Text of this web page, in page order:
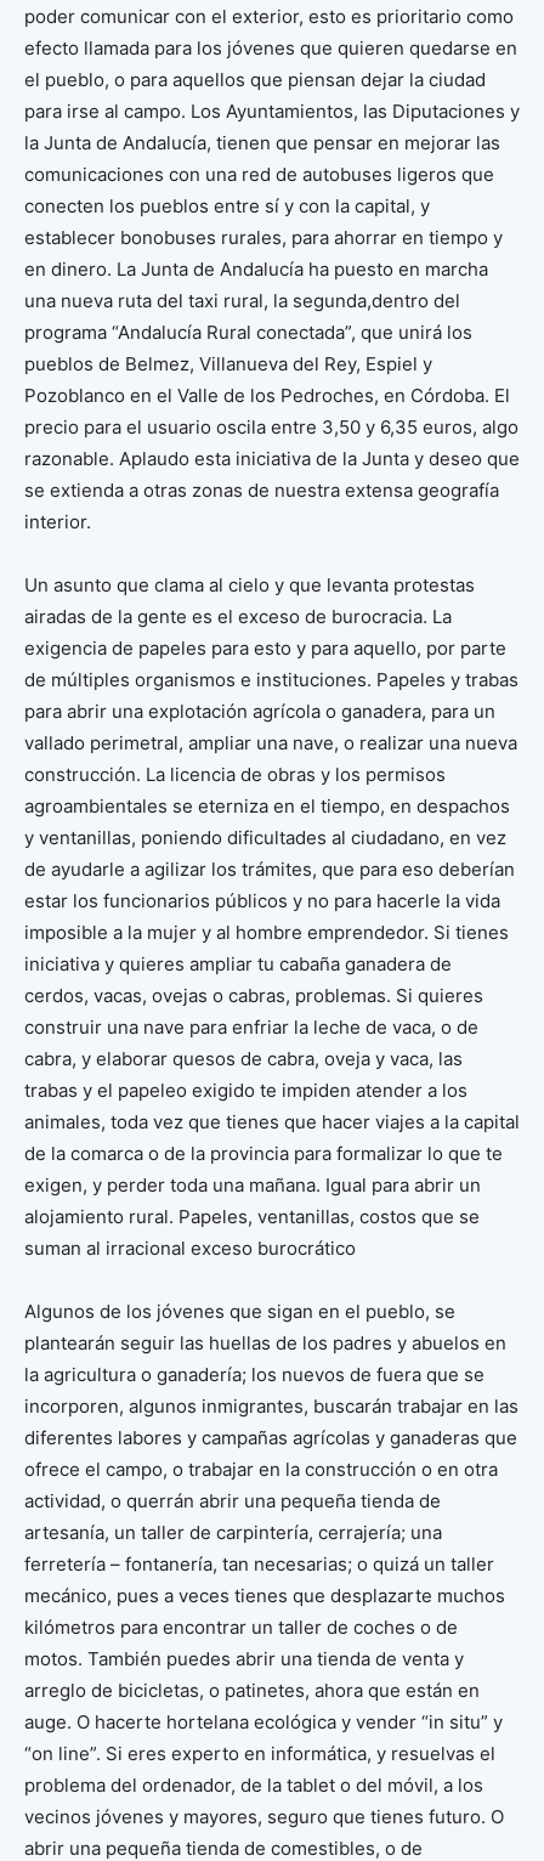
poder comunicar con el exterior, esto es prioritario como
efecto llamada para los jóvenes que quieren quedarse en
el pueblo, o para aquellos que piensan dejar la ciudad
para irse al campo. Los Ayuntamientos, las Diputaciones y
la Junta de Andalucía, tienen que pensar en mejorar las
comunicaciones con una red de autobuses ligeros que
conecten los pueblos entre sí y con la capital, y
establecer bonobuses rurales, para ahorrar en tiempo y
en dinero. La Junta de Andalucía ha puesto en marcha
una nueva ruta del taxi rural, la segunda,dentro del
programa “Andalucía Rural conectada”, que unirá los
pueblos de Belmez, Villanueva del Rey, Espiel y
Pozoblanco en el Valle de los Pedroches, en Córdoba. El
precio para el usuario oscila entre 3,50 y 6,35 euros, algo
razonable. Aplaudo esta iniciativa de la Junta y deseo que
se extienda a otras zonas de nuestra extensa geografía
interior.
Un asunto que clama al cielo y que levanta protestas
airadas de la gente es el exceso de burocracia. La
exigencia de papeles para esto y para aquello, por parte
de múltiples organismos e instituciones. Papeles y trabas
para abrir una explotación agrícola o ganadera, para un
vallado perimetral, ampliar una nave, o realizar una nueva
construcción. La licencia de obras y los permisos
agroambientales se eterniza en el tiempo, en despachos
y ventanillas, poniendo dificultades al ciudadano, en vez
de ayudarle a agilizar los trámites, que para eso deberían
estar los funcionarios públicos y no para hacerle la vida
imposible a la mujer y al hombre emprendedor. Si tienes
iniciativa y quieres ampliar tu cabaña ganadera de
cerdos, vacas, ovejas o cabras, problemas. Si quieres
construir una nave para enfriar la leche de vaca, o de
cabra, y elaborar quesos de cabra, oveja y vaca, las
trabas y el papeleo exigido te impiden atender a los
animales, toda vez que tienes que hacer viajes a la capital
de la comarca o de la provincia para formalizar lo que te
exigen, y perder toda una mañana. Igual para abrir un
alojamiento rural. Papeles, ventanillas, costos que se
suman al irracional exceso burocrático
Algunos de los jóvenes que sigan en el pueblo, se
plantearán seguir las huellas de los padres y abuelos en
la agricultura o ganadería; los nuevos de fuera que se
incorporen, algunos inmigrantes, buscarán trabajar en las
diferentes labores y campañas agrícolas y ganaderas que
ofrece el campo, o trabajar en la construcción o en otra
actividad, o querrán abrir una pequeña tienda de
artesanía, un taller de carpintería, cerrajería; una
ferretería – fontanería, tan necesarias; o quizá un taller
mecánico, pues a veces tienes que desplazarte muchos
kilómetros para encontrar un taller de coches o de
motos. También puedes abrir una tienda de venta y
arreglo de bicicletas, o patinetes, ahora que están en
auge. O hacerte hortelana ecológica y vender “in situ” y
“on line”. Si eres experto en informática, y resuelvas el
problema del ordenador, de la tablet o del móvil, a los
vecinos jóvenes y mayores, seguro que tienes futuro. O
abrir una pequeña tienda de comestibles, o de